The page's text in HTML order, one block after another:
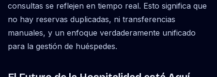
consultas se reflejen en tiempo real. Esto significa que
no hay reservas duplicadas, ni transferencias
manuales, y un enfoque verdaderamente unificado
para la gestión de huéspedes.